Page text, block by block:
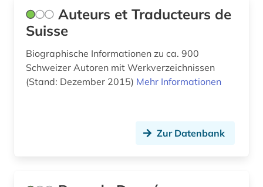
japanisch (3)
judenverfolgung (1)
jugendliteratur (1)
kanada (1)
Auteurs et Traducteurs de
Suisse
Biographische Informationen zu ca. 900
Schweizer Autoren mit Werkverzeichnissen
(Stand: Dezember 2015) Mehr Informationen
Zur Datenbank